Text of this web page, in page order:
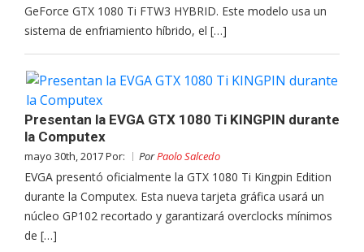
GeForce GTX 1080 Ti FTW3 HYBRID. Este modelo usa un
sistema de enfriamiento híbrido, el […]
Presentan la EVGA GTX 1080 Ti KINGPIN durante
la Computex
mayo 30th, 2017 Por: PorPaolo Salcedo
EVGA presentó oficialmente la GTX 1080 Ti Kingpin Edition
durante la Computex. Esta nueva tarjeta gráfica usará un
núcleo GP102 recortado y garantizará overclocks mínimos
de […]